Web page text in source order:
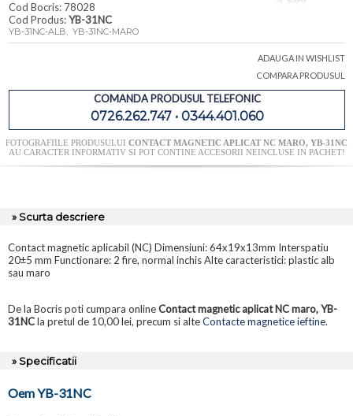
Cod Bocris: 78028
Cod Produs:YB-31NC
YB-31NC-ALB, YB-31NC-MARO
ADAUGA IN WISHLIST
COMPARA PRODUSUL
COMANDA PRODUSUL TELEFONIC
0726.262.747 • 0344.401.060
FOTOGRAFIILE PRODUSULUI CONTACT MAGNETIC APLICAT NC MARO, YB-31NC
AU CARACTER INFORMATIV SI POT CONTINE ACCESORII NEINCLUSE IN PACHET!
» Scurta descriere
Contact magnetic aplicabil (NC) Dimensiuni: 64x19x13mm Interspatiu
20±5 mm Functionare: 2 fire, normal inchis Alte caracteristici: plastic alb
sau maro
De la Bocris poti cumpara onlineContact magnetic aplicat NC maro, YB-
31NCla pretul de 10,00 lei, precum si alteContacte magnetice ieftine.
» Specificatii
Oem YB-31NC